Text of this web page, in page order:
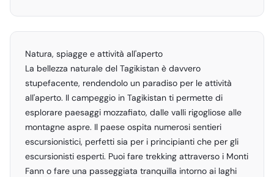
Natura, spiagge e attività all'aperto
La bellezza naturale del Tagikistan è davvero
stupefacente, rendendolo un paradiso per le attività
all'aperto. Il campeggio in Tagikistan ti permette di
esplorare paesaggi mozzafiato, dalle valli rigogliose alle
montagne aspre. Il paese ospita numerosi sentieri
escursionistici, perfetti sia per i principianti che per gli
escursionisti esperti. Puoi fare trekking attraverso i Monti
Fann o fare una passeggiata tranquilla intorno ai laghi